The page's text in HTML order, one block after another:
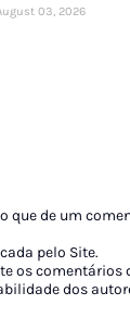
03, 2026
que de um
pelo Site.
os comentários
dos